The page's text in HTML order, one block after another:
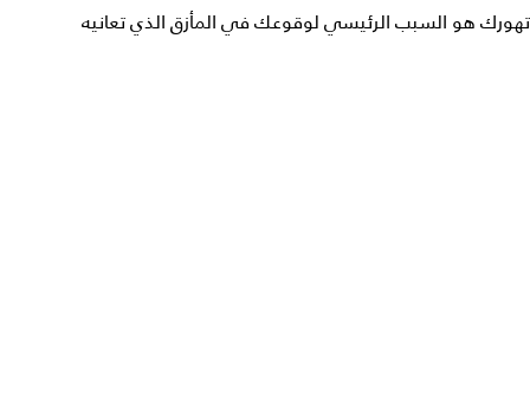
تهورك هو السبب الرئيسي لوقوعك في المأزق الذي تعانيه